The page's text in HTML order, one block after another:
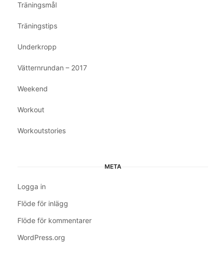
Träningsmål
Träningstips
Underkropp
Vätternrundan – 2017
Weekend
Workout
Workoutstories
META
Logga in
Flöde för inlägg
Flöde för kommentarer
WordPress.org